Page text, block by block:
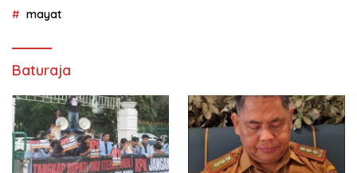
mayat
Baturaja